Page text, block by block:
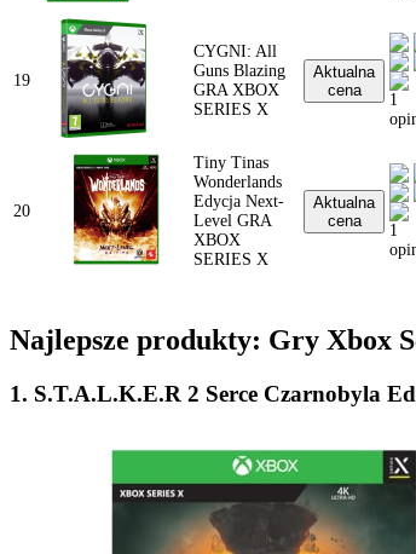
19
CYGNI: All
Guns Blazing
GRA XBOX
SERIES X
Aktualna
cena
1
20
Tiny Tinas
Wonderlands
Edycja Next-
Level GRA
XBOX
SERIES X
Aktualna
cena
1
Najlepsze produkty: Gry Xbox
1. S.T.A.L.K.E.R 2 Serce Czarnobyla